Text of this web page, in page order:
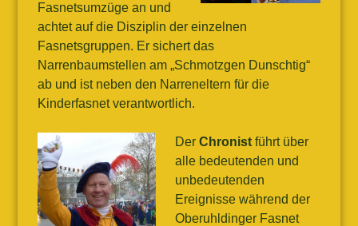
Fasnetsumzüge an und
achtet auf die Disziplin der einzelnen
Fasnetsgruppen. Er sichert das
Narrenbaumstellen am „Schmotzgen Dunschtig“
ab und ist neben den Narreneltern für die
Kinderfasnet verantwortlich.
Der Chronistführt über
alle bedeutenden und
unbedeutenden
Ereignisse während der
Oberuhldinger Fasnet